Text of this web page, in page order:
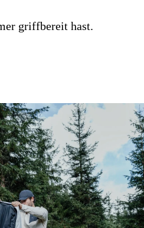
griffbereit hast.